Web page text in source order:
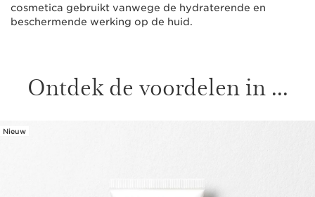
cosmetica gebruikt vanwege de hydraterende en
beschermende werking op de huid.
Ontdek de voordelen in ...
Nieuw